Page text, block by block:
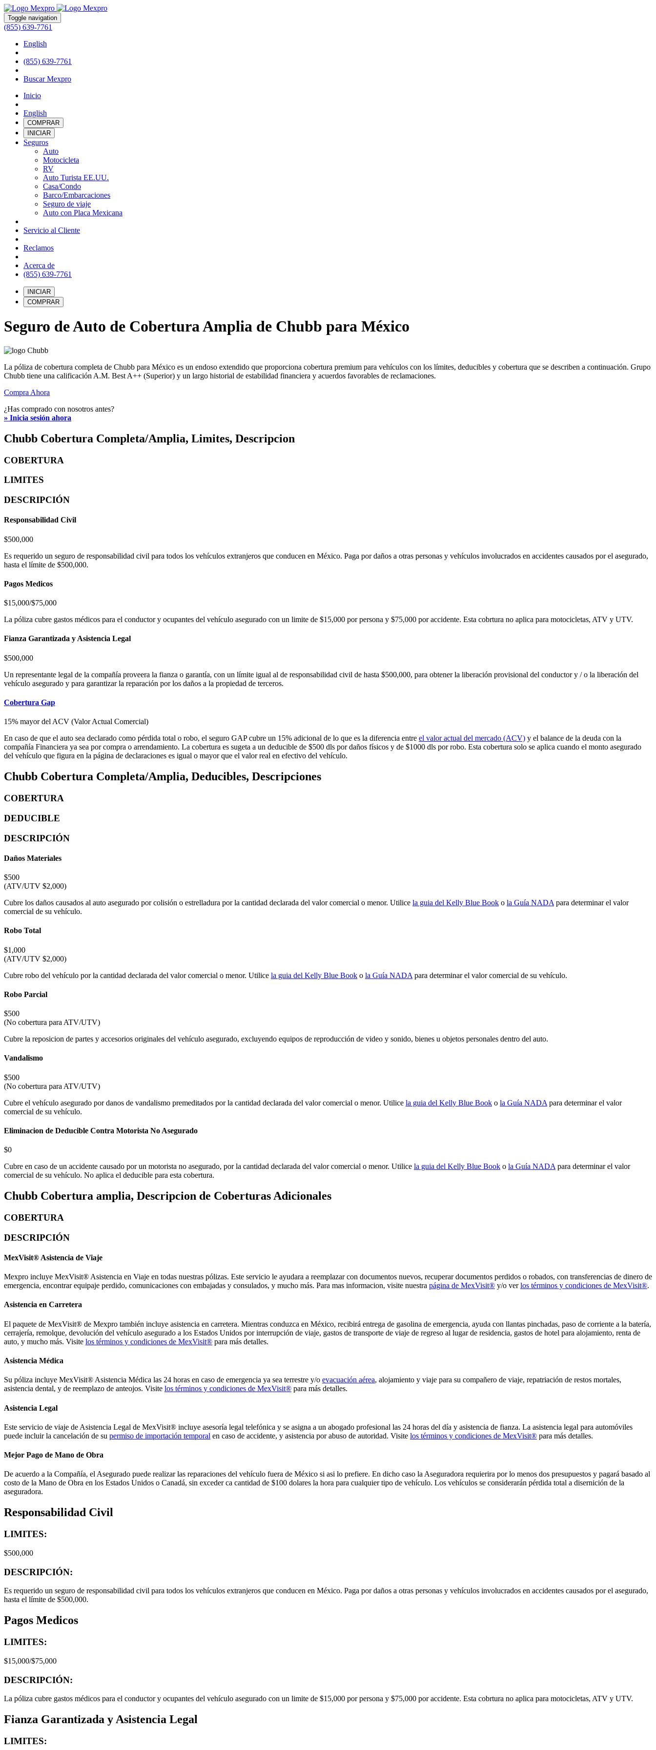
Toggle navigation
(855) 639-7761
English
(855) 639-7761
Buscar Mexpro
Inicio
English
COMPRAR
INICIAR
Seguros
Auto
Motocicleta
RV
Auto Turista EE.UU.
Casa/Condo
Barco/Embarcaciones
Seguro de viaje
Auto con Placa Mexicana
Servicio al Cliente
Reclamos
Acerca de
(855) 639-7761
INICIAR
COMPRAR
Seguro de Auto de Cobertura Amplia de Chubb para México
La póliza de cobertura completa de Chubb para México es un endoso extendido que proporciona cobertura premium para vehículos con los límites, deducibles y cobertura que se describen a continuación. Grupo
Chubb tiene una calificación A.M. Best A++ (Superior) y un largo historial de estabilidad financiera y acuerdos favorables de reclamaciones.
Compra Ahora
¿Has comprado con nosotros antes?
» Inicia sesión ahora
Chubb Cobertura Completa/Amplia, Limites, Descripcion
COBERTURA
LIMITES
DESCRIPCIÓN
Responsabilidad Civil
$500,000
Es requerido un seguro de responsabilidad civil para todos los vehículos extranjeros que conducen en México. Paga por daños a otras personas y vehículos involucrados en accidentes causados por el asegurado,
hasta el límite de $500,000.
Pagos Medicos
$15,000/$75,000
La póliza cubre gastos médicos para el conductor y ocupantes del vehículo asegurado con un limite de $15,000 por persona y $75,000 por accidente. Esta cobrtura no aplica para motocicletas, ATV y UTV.
Fianza Garantizada y Asistencia Legal
$500,000
Un representante legal de la compañía proveera la fianza o garantía, con un límite igual al de responsabilidad civil de hasta $500,000, para obtener la liberación provisional del conductor y / o la liberación del
vehículo asegurado y para garantizar la reparación por los daños a la propiedad de terceros.
Cobertura Gap
15% mayor del ACV (Valor Actual Comercial)
En caso de que el auto sea declarado como pérdida total o robo, el seguro GAP cubre un 15% adicional de lo que es la diferencia entre el valor actual del mercado (ACV) y el balance de la deuda con la
compañía Financiera ya sea por compra o arrendamiento. La cobertura es sugeta a un deducible de $500 dls por daños físicos y de $1000 dls por robo. Esta cobertura solo se aplica cuando el monto asegurado
del vehículo que figura en la página de declaraciones es igual o mayor que el valor real en efectivo del vehículo.
Chubb Cobertura Completa/Amplia, Deducibles, Descripciones
COBERTURA
DEDUCIBLE
DESCRIPCIÓN
Daños Materiales
$500
(ATV/UTV $2,000)
Cubre los daños causados al auto asegurado por colisión o estrelladura por la cantidad declarada del valor comercial o menor. Utilice la guia del Kelly Blue Book o la Guía NADA para determinar el valor
comercial de su vehículo.
Robo Total
$1,000
(ATV/UTV $2,000)
Cubre robo del vehículo por la cantidad declarada del valor comercial o menor. Utilice la guia del Kelly Blue Book o la Guía NADA para determinar el valor comercial de su vehículo.
Robo Parcial
$500
(No cobertura para ATV/UTV)
Cubre la reposicion de partes y accesorios originales del vehículo asegurado, excluyendo equipos de reproducción de video y sonido, bienes u objetos personales dentro del auto.
Vandalismo
$500
(No cobertura para ATV/UTV)
Cubre el vehículo asegurado por danos de vandalismo premeditados por la cantidad declarada del valor comercial o menor. Utilice la guia del Kelly Blue Book o la Guía NADA para determinar el valor
comercial de su vehículo.
Eliminacion de Deducible Contra Motorista No Asegurado
$0
Cubre en caso de un accidente causado por un motorista no asegurado, por la cantidad declarada del valor comercial o menor. Utilice la guia del Kelly Blue Book o la Guía NADA para determinar el valor
comercial de su vehículo. No aplica el deducible para esta cobertura.
Chubb Cobertura amplia, Descripcion de Coberturas Adicionales
COBERTURA
DESCRIPCIÓN
MexVisit® Asistencia de Viaje
Mexpro incluye MexVisit® Asistencia en Viaje en todas nuestras pólizas. Este servicio le ayudara a reemplazar con documentos nuevos, recuperar documentos perdidos o robados, con transferencias de dinero de
emergencia, encontrar equipaje perdido, comunicaciones con embajadas y consulados, y mucho más. Para mas informacion, visite nuestra página de MexVisit® y/o verlos términos y condiciones de MexVisit®.
Asistencia en Carretera
El paquete de MexVisit® de Mexpro también incluye asistencia en carretera. Mientras conduzca en México, recibirá entrega de gasolina de emergencia, ayuda con llantas pinchadas, paso de corriente a la batería,
cerrajería, remolque, devolución del vehículo asegurado a los Estados Unidos por interrupción de viaje, gastos de transporte de viaje de regreso al lugar de residencia, gastos de hotel para alojamiento, renta de
auto, y mucho más. Visite los términos y condiciones de MexVisit® para más detalles.
Asistencia Médica
Su póliza incluye MexVisit® Asistencia Médica las 24 horas en caso de emergencia ya sea terrestre y/o evacuación aérea, alojamiento y viaje para su compañero de viaje, repatriación de restos mortales,
asistencia dental, y de reemplazo de anteojos. Visite los términos y condiciones de MexVisit® para más detalles.
Asistencia Legal
Este servicio de viaje de Asistencia Legal de MexVisit® incluye asesoría legal telefónica y se asigna a un abogado profesional las 24 horas del día y asistencia de fianza. La asistencia legal para automóviles
puede incluir la cancelación de su permiso de importación temporal en caso de accidente, y asistencia por abuso de autoridad. Visite los términos y condiciones de MexVisit® para más detalles.
Mejor Pago de Mano de Obra
De acuerdo a la Compañía, el Asegurado puede realizar las reparaciones del vehículo fuera de México si asi lo prefiere. En dicho caso la Aseguradora requierira por lo menos dos presupuestos y pagará basado al
costo de la Mano de Obra en los Estados Unidos o Canadá, sin exceder ca cantidad de $100 dolares la hora para cualquier tipo de vehículo. Los vehículos se considerarán pérdida total a disernición de la
aseguradora.
Responsabilidad Civil
LIMITES:
$500,000
DESCRIPCIÓN:
Es requerido un seguro de responsabilidad civil para todos los vehículos extranjeros que conducen en México. Paga por daños a otras personas y vehículos involucrados en accidentes causados por el asegurado,
hasta el límite de $500,000.
Pagos Medicos
LIMITES:
$15,000/$75,000
DESCRIPCIÓN:
La póliza cubre gastos médicos para el conductor y ocupantes del vehículo asegurado con un limite de $15,000 por persona y $75,000 por accidente. Esta cobrtura no aplica para motocicletas, ATV y UTV.
Fianza Garantizada y Asistencia Legal
LIMITES: